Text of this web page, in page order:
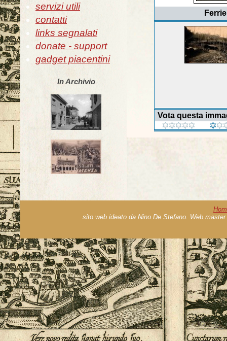
servizi utili
contatti
links segnalati
donate - support
gadget piacentini
In Archivio
Vota questa
sito web ideato da Nino De Stefano. Web